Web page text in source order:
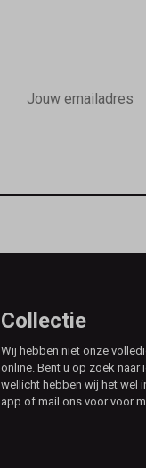
mailadres
Collectie
Wij hebben niet onze
online. Bent u op zoek naar
wellicht hebben wij het wel
app of mail ons voor voor